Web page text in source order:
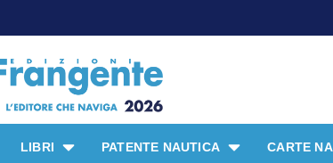
LIBRI PATENTE NAUTICA CARTE